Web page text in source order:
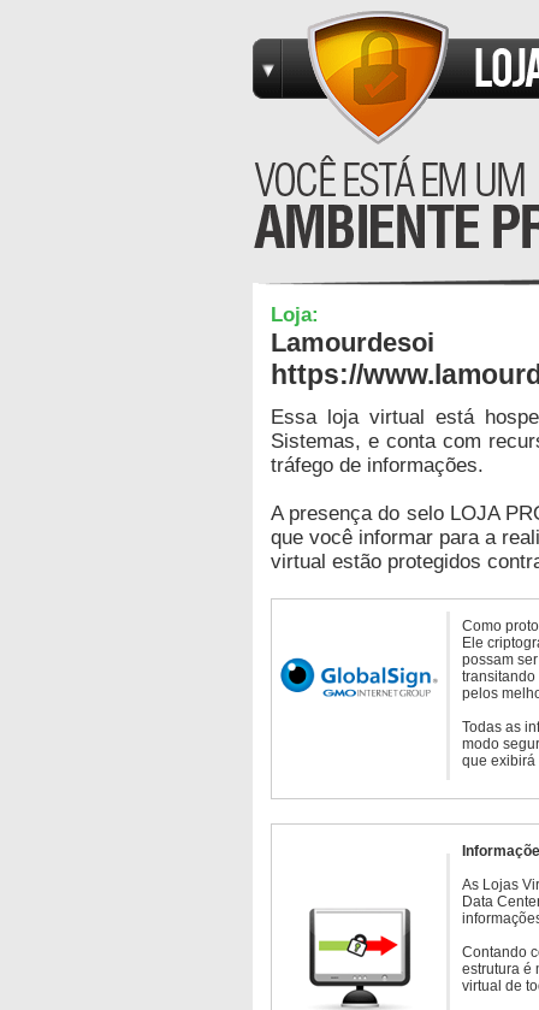
Loja:
Lamourdesoi
https://
Essa loja virtual está
Sistemas, e conta com
tráfego de informações.
A presença do selo LOJA
que você informar para a
virtual estão protegidos
Como
Ele
possam
transitando
pelos
Todas as
modo
que exibirá
As Lojas
Data
Contando
estrutura é
virtual de